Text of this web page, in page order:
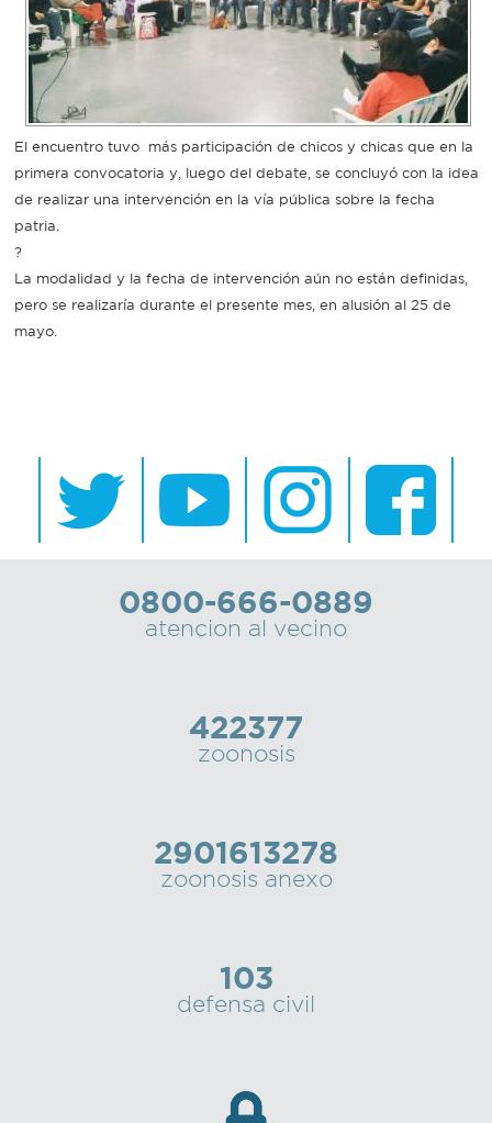
estudiantil
colectivos
Recarga
El encuentro tuvo más participación de chicos y chicas que en la
primera convocatoria y, luego del debate, se concluyó con la idea
de realizar una intervención en la vía pública sobre la fecha
patria.
?
La modalidad y la fecha de intervención aún no están definidas,
pero se realizaría durante el presente mes, en alusión al 25 de
mayo.
0800-666-0889
atencion al vecino
422377
zoonosis
2901613278
zoonosis anexo
103
defensa civil